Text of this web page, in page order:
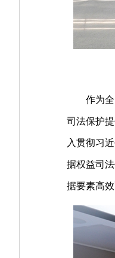
作为全
司法保护
入贯彻习
据权益司
据要素高